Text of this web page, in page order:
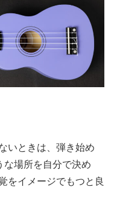
いときは、弾き始め
な場所を自分で決め
をイメージでもつと良